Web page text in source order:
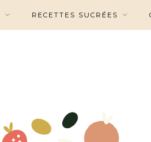
RECETTES SUCRÉES